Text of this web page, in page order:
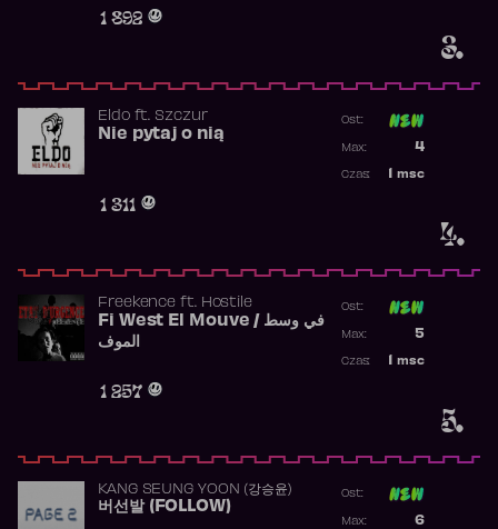
3.
1 892
4.
Eldoft. Szczur
Nie pytaj o nią
1 311
Ost:
4
Max:
msc
Czas:
5.
Freekence ft. Hostile
Fi West El Mouve / في وسط
الموف
1 257
Ost:
5
Max:
msc
Czas:
KANG SEUNG YOON (강승윤)
버선발 (FOLLOW)
Ost:
6
Max: